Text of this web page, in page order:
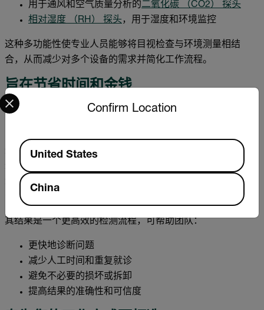
用于通风和空气质量分析的二氧化碳 （CO2） 探头
相对湿度 （RH） 探头 ，用于湿度和环境监控
这种多功能性使专业人员能够将目视检查与环境测量相结
合，从而减少对多个设备的需求并简化工作流程。
旨在节省时间和金钱
每次检查都会产生成本——无论是时间、人工还是潜在的中
通过实现无创检测，它减少了不必要的拆卸和维修需求。通
过提供清晰、实时的视觉效果，它消除了猜测并加快了决策
速度。通过 microSD 存储的图像和视频记录简化了文档和报
告。
其结果是一个更高效的检测流程，可帮助团队：
更快地诊断问题
减少人工时间和重复就诊
避免不必要的损坏或拆卸
提高结果的准确性和可信度
Confirm Location
Select your preferred country and language from the
Available Locations
United States
China